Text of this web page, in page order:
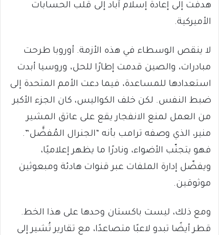
هدفت إلى إعادة إسلام آباد إلى قلب الحسابات
الأميركية.
لا ينقص الوسطاء في هذه الأزمة. أوروبا طرحت
مبادرات، والصين قدمت إطارًا للحل، وروسيا أبدت
استعدادها للمساعدة، فيما دعت الأمم المتحدة إلى
ضبط النفس. لكن خلف الكواليس، كان الجزء الأكبر
من العمل لمنع الانفجار يقع على عاتق المشير
منير، الذي وصفه ترامب بأنه “الجنرال المُفضَّل”.
فهو يتجنّب الأضواء، ونادرًا ما يظهر إعلاميًا،
ويفضّل إدارة الملفات عبر قنوات هادئة ومبعوثين
موثوقين.
ومع ذلك، ليست باكستان وحدها على هذا الخط.
قطر أيضًا تبدو لاعبًا متصاعدًا، مع تقارير تُشير إلى